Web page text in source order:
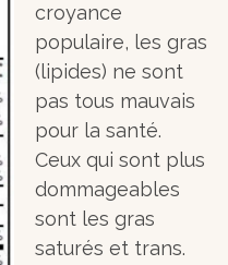
croyance
populaire, les gras
(lipides) ne sont
pas tous mauvais
pour la santé.
Ceux qui sont plus
dommageables
sont les gras
saturés et trans.